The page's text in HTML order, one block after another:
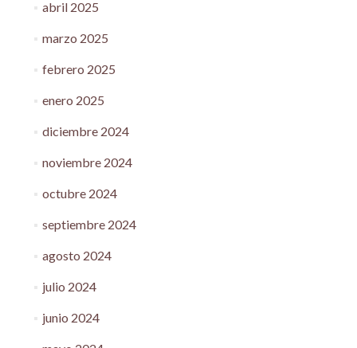
abril 2025
marzo 2025
febrero 2025
enero 2025
diciembre 2024
noviembre 2024
octubre 2024
septiembre 2024
agosto 2024
julio 2024
junio 2024